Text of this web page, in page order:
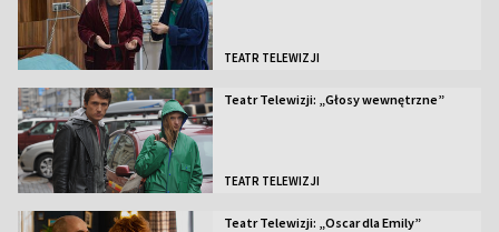
TEATR TELEWIZJI
Teatr Telewizji: „Głosy wewnętrzne”
TEATR TELEWIZJI
Teatr Telewizji: „Oscar dla Emily”